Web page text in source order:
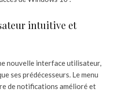
intuitive et
nouvelle interface utilisateur,
ses prédécesseurs. Le menu
de notifications amélioré et